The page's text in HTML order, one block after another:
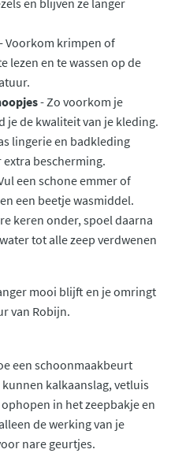
en blijven ze langer
- Voorkom krimpen of
lezen en te wassen op de
- Zo voorkom je
je de kwaliteit van je kleding.
lingerie en badkleding
bescherming.
een schone emmer of
een beetje wasmiddel.
keren onder, spoel daarna
tot alle zeep verdwenen
mooi blijft en je omringt
van Robijn.
een schoonmaakbeurt
kalkaanslag, vetluis
in het zeepbakje en
de werking van je
nare geurtjes.